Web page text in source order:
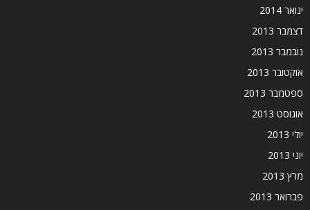
ינואר 2014
דצמבר 2013
נובמבר 2013
אוקטובר 2013
ספטמבר 2013
אוגוסט 2013
יולי 2013
יוני 2013
מרץ 2013
פברואר 2013